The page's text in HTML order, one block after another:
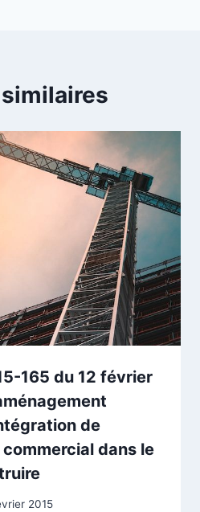
165 du 12 février
de
commercial dans le
2015